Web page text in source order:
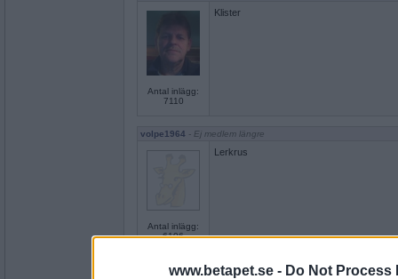
www.betapet.se - Do Not Process
Antal inlägg:
7110
Klister
volpe1964 - Ej medlem längre
Antal inlägg:
6106
Lerkrus
lolololololo